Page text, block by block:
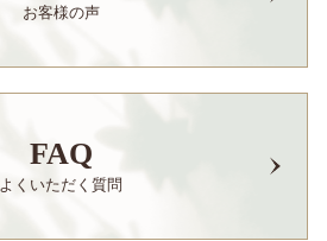
お客様の声
FAQ
よくいただく質問